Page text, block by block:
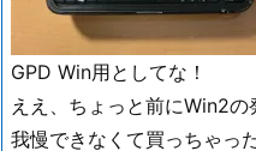
GPD Win用としてな！
ええ、ちょっと前にWin2
我慢できなくて買っちゃっ